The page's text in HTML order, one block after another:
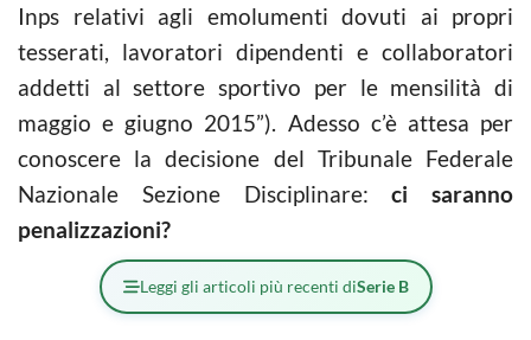
Inps relativi agli emolumenti dovuti ai propri
tesserati, lavoratori dipendenti e collaboratori
addetti al settore sportivo per le mensilità di
maggio e giugno 2015”). Adesso c’è attesa per
conoscere la decisione del Tribunale Federale
Nazionale Sezione Disciplinare:ci saranno
penalizzazioni?
Leggi gli articoli più recenti diSerie B